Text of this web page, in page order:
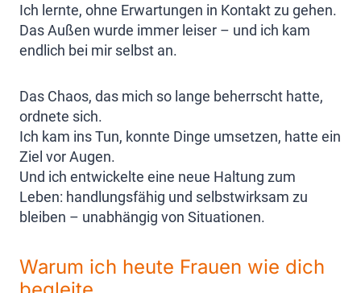
Ich lernte, ohne Erwartungen in Kontakt zu gehen.
Das Außen wurde immer leiser – und ich kam
endlich bei mir selbst an.
Das Chaos, das mich so lange beherrscht hatte,
ordnete sich.
Ich kam ins Tun, konnte Dinge umsetzen, hatte ein
Ziel vor Augen.
Und ich entwickelte eine neue Haltung zum
Leben: handlungsfähig und selbstwirksam zu
bleiben – unabhängig von Situationen.
Warum ich heute Frauen wie dich